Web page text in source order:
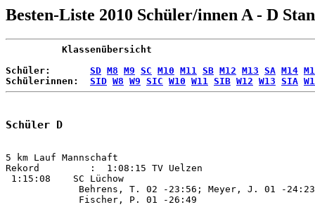
Besten-Liste 2010 Schüler/innen A - D
          Klassenübersicht
Schüler: SD M8 M9 SC M10 M11 SB M12 M13 SA M14
Schülerinnen: SID W8 W9 SIC W10 W11 SIB W12 W13 SIA
Schüler D
5 km Lauf Mannschaft
Rekord         :  1:08:15 TV Uelzen
1:15:08    SC Lüchow
Behrens, T. 02 -
             Fischer, P. 01 -26:49